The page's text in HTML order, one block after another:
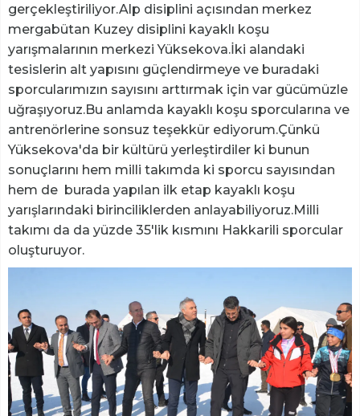
gerçekleştiriliyor.Alp disiplini açısından merkez
mergabütan Kuzey disiplini kayaklı koşu
yarışmalarının merkezi Yüksekova.İki alandaki
tesislerin alt yapısını güçlendirmeye ve buradaki
sporcularımızın sayısını arttırmak için var gücümüzle
uğraşıyoruz.Bu anlamda kayaklı koşu sporcularına ve
antrenörlerine sonsuz teşekkür ediyorum.Çünkü
Yüksekova'da bir kültürü yerleştirdiler ki bunun
sonuçlarını hem milli takımda ki sporcu sayısından
hem de burada yapılan ilk etap kayaklı koşu
yarışlarındaki birinciliklerden anlayabiliyoruz.Milli
takımı da da yüzde 35'lik kısmını Hakkarili sporcular
oluşturuyor.